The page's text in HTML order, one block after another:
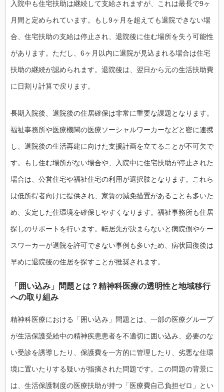
入院中も住宅扶助は継続して支給されますが、これは最長で9ヶ
月間と定められています。もし9ヶ月を超えても退院できない場
合、住宅扶助の支給は停止され、退院後に住む場所を失う可能性
があります。ただし、6ヶ月以内に退院が見込まれる場合は住宅
扶助の継続が認められます。退院後は、翌日から元の生活扶助費
に日割り計算で戻ります。
長期入院後、退院後の住居確保は非常に重要な課題となります。
福祉事務所や医療機関の医療ソーシャルワーカーなどと密に連携
し、退院後の生活再建に向けた支援計画を立てることが不可欠で
す。もし住む場所がない場合や、入院中に住宅扶助が停止された
場合は、公営住宅や福祉住宅の利用が選択肢となります。これら
は低所得者向けに提供され、家賃の減免措置があることも多いた
め、安定した住環境を確保しやすくなります。福祉事務所も住居
探しのサポートを行います。転居先が決まらないと病院側やケー
スワーカーが退院を許可できない事例も多いため、病状回復後は
早めに退院後の住居を探すことが推奨されます。
「囲い込み」問題とは？精神科医療の透明性と地域移行
への取り組み
精神科医療における「囲い込み」問題とは、一部の医療グループ
が生活保護受給中の精神疾患患者を不適切に囲い込み、必要のな
い受診を誘導したり、保護費を一方的に管理したり、劣悪な住環
境に置いたりする疑いが指摘された問題です。この問題の背景に
は、生活保護制度の医療扶助が持つ「医療費自己負担ゼロ」とい